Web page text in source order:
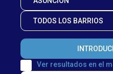
Ver resultados en el